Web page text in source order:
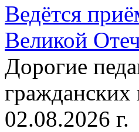
Ведётся
Великой
Дорогие
02.08.2026 г.